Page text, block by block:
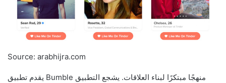
Source: arabhijra.com
يقدم تطبيق Bumble منهجًا مبتكرًا لبناء العلاقات. يشجع التطبيق